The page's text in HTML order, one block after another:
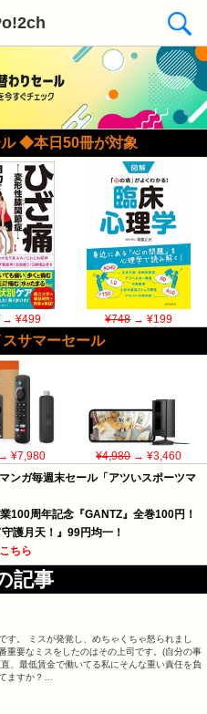
◆本日50冊が対象
¥499 ¥748→ ¥199
サマーセール
¥7,980 ¥4,980→ ¥3,460
ンガ毎週末セール「アツいスポーツマ
100周年記念『GANTZ』全巻100円！
護月天！』99円均一！
こちら
記事
。 ミスが発覚し、めちゃくちゃ怒られまし
重要なミスをしたのはその上司です。(自分の事
、最低賃金で働いてる私にそんな重い責任を負
ますか？…